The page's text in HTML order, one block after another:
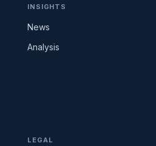
INSIGHTS
News
Analysis
LEGAL